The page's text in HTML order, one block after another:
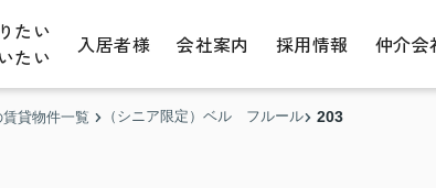
たい
たい
入居者様 会社案内 採用情報 仲介会
貸物件一覧 （シニア限定）ベル フルール 203